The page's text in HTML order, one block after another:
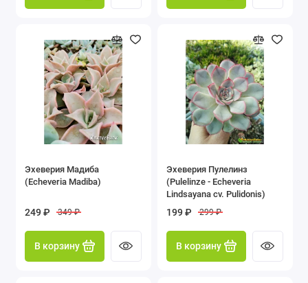
Эхеверия Мадиба
(Echeveria Madiba)
249 ₽ 349 ₽
В корзину
Эхеверия Пулелинз
(Pulelinze - Echeveria
Lindsayana cv. Pulidonis)
199 ₽ 299 ₽
В корзину